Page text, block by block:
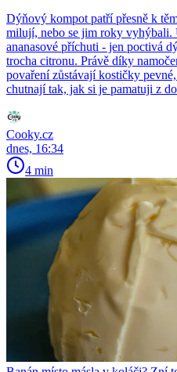
Dýňový kompot patří přesně k
milují, nebo se jim roky vyhýbali.
ananasové příchuti - jen poctivá
trocha citronu. Právě díky
povaření zůstávají kostičky
chutnají tak, jak si je pamatuji z
Cooky.cz
dnes, 16:34
4 min